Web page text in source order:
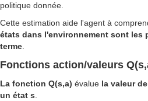
politique donnée.
Cette estimation aide l'agent à
états dans l'environnement sont les
terme
Fonctions action/valeurs
La fonction Q(s,a) évalue la valeur
un état s